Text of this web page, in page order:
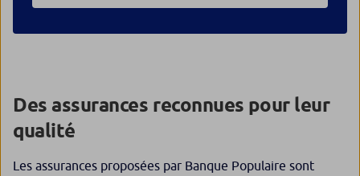
Des assurances reconnues pour leur
qualité
Les assurances proposées par Banque Populaire sont